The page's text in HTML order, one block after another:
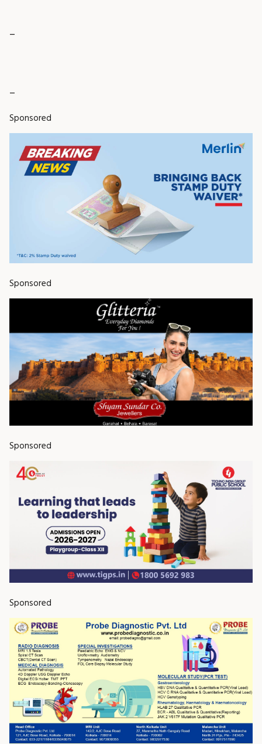
_
_
Sponsored
Sponsored
Sponsored
Sponsored